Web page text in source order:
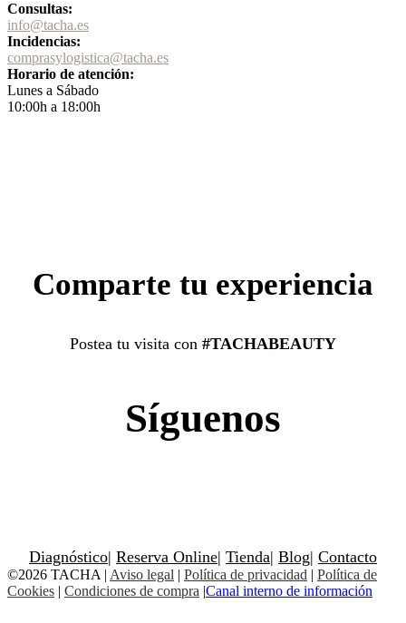
Consultas:
info@tacha.es
Incidencias:
comprasylogistica@tacha.es
Horario de atención:
Lunes a Sábado
10:00h a 18:00h
Comparte tu experiencia
Postea tu visita con #TACHABEAUTY
Síguenos
Diagnóstico| Reserva Online| Tienda| Blog| Contacto
©2026 TACHA | Aviso legal | Política de privacidad | Política de
Cookies | Condiciones de compra |Canal interno de información